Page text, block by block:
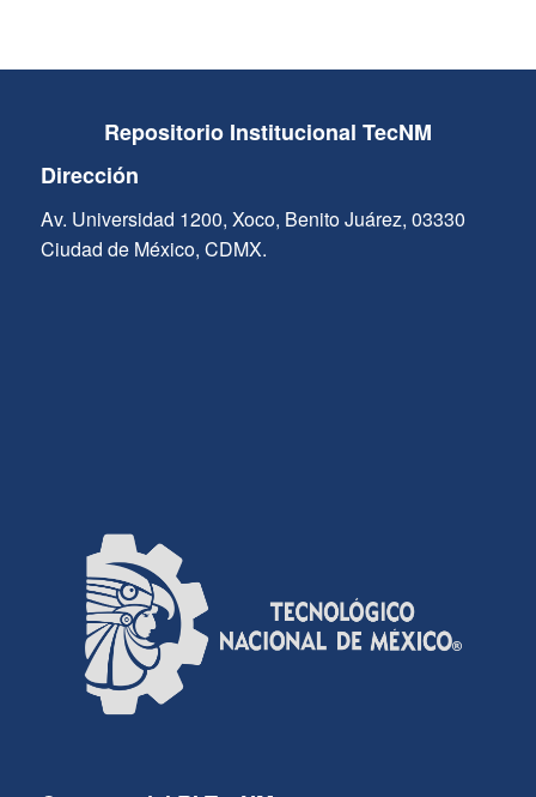
Repositorio Institucional TecNM
Dirección
Av. Universidad 1200, Xoco, Benito Juárez, 03330
Ciudad de México, CDMX.